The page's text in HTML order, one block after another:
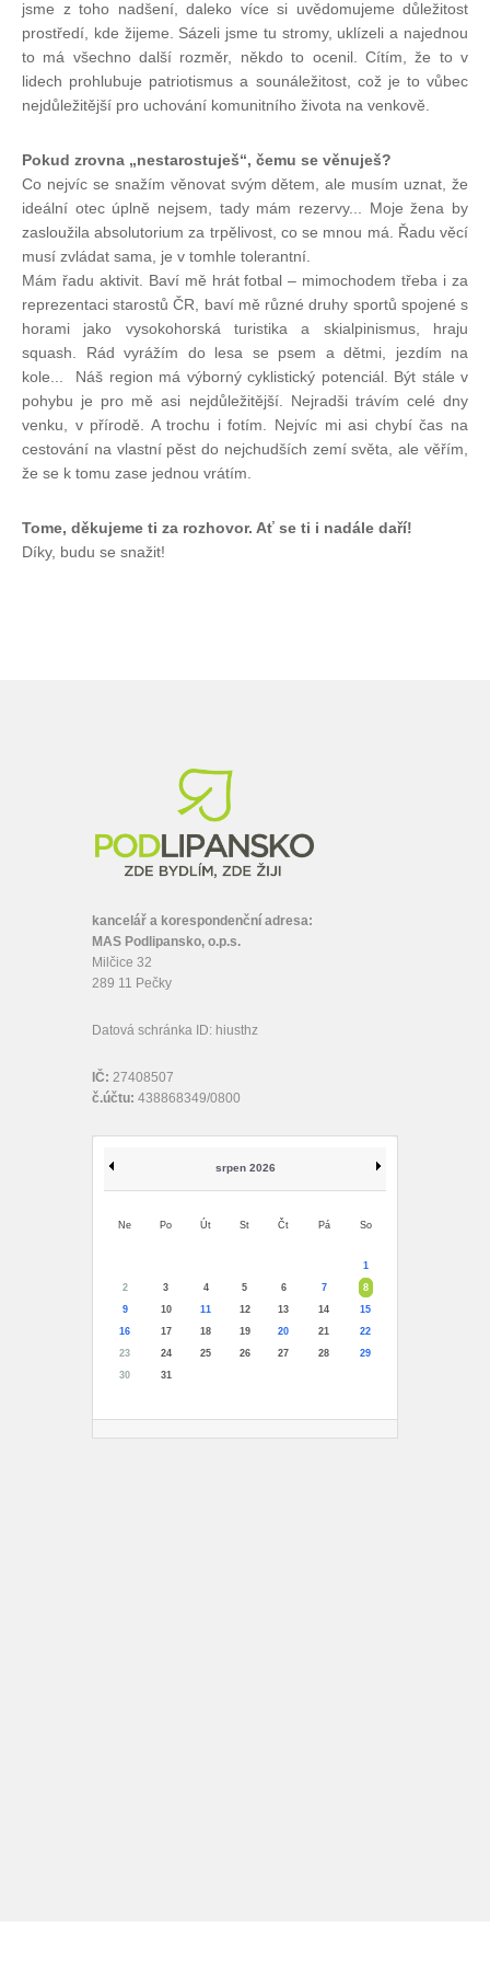
jsme z toho nadšení, daleko více si uvědomujeme důležitost
prostředí, kde žijeme. Sázeli jsme tu stromy, uklízeli a najednou
to má všechno další rozměr, někdo to ocenil. Cítím, že to v
lidech prohlubuje patriotismus a sounáležitost, což je to vůbec
nejdůležitější pro uchování komunitního života na venkově.
Pokud zrovna „nestarostuješ“, čemu se věnuješ?
Co nejvíc se snažím věnovat svým dětem, ale musím uznat, že
ideální otec úplně nejsem, tady mám rezervy... Moje žena by
zasloužila absolutorium za trpělivost, co se mnou má. Řadu věcí
musí zvládat sama, je v tomhle tolerantní.
Mám řadu aktivit. Baví mě hrát fotbal – mimochodem třeba i za
reprezentaci starostů ČR, baví mě různé druhy sportů spojené s
horami jako vysokohorská turistika a skialpinismus, hraju
squash. Rád vyrážím do lesa se psem a dětmi, jezdím na
kole... Náš region má výborný cyklistický potenciál. Být stále v
pohybu je pro mě asi nejdůležitější. Nejradši trávím celé dny
venku, v přírodě. A trochu i fotím. Nejvíc mi asi chybí čas na
cestování na vlastní pěst do nejchudších zemí světa, ale věřím,
že se k tomu zase jednou vrátím.
Tome, děkujeme ti za rozhovor. Ať se ti i nadále daří!
Díky, budu se snažit!
kancelář a korespondenční adresa:
MAS Podlipansko, o.p.s.
Milčice 32
289 11 Pečky
Datová schránka ID: hiusthz
IČ: 27408507
č.účtu: 438868349/0800
srpen 2026
Ne Po Út St Čt Pá So
1
2
3 4 5 6 7
8
9
10 11 12 13 14
15
16
17 18 19 20 21
22
23
24 25 26 27 28
29
30
31